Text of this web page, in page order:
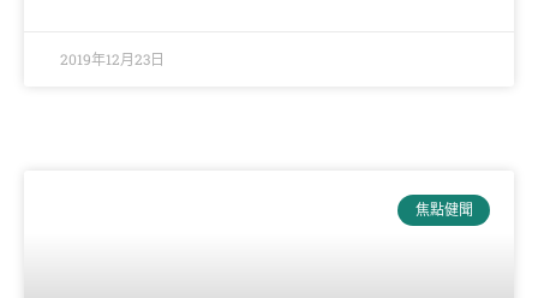
2019年12月23日
焦點健聞